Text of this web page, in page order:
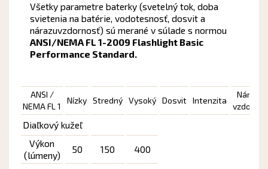
Všetky parametre baterky (svetelný tok, doba
svietenia na batérie, vodotesnosť, dosvit a
nárazuvzdornosť) sú merané v súlade s normou
ANSI/NEMA FL 1-2009 Flashlight Basic
Performance Standard.
ANSI /
NEMA FL 1
Nízky Stredný Vysoký Dosvit Intenzita
Nárazu-
Diaľkový kužeľ
Výkon
(lúmeny)
50 150 400